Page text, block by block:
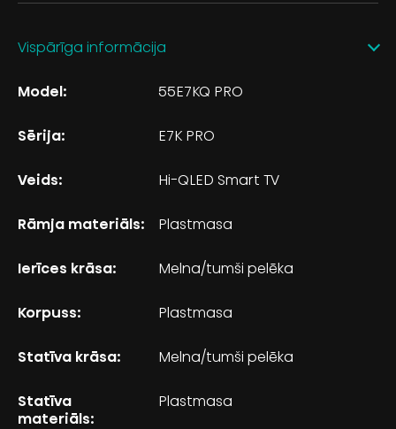
Vispārīga informācija
Model: 55E7KQ PRO
Sērija: E7K PRO
Veids: Hi-QLED Smart TV
Rāmja materiāls: Plastmasa
Ierīces krāsa: Melna/tumši pelēka
Korpuss: Plastmasa
Statīva krāsa: Melna/tumši pelēka
Statīva
materiāls:
Plastmasa